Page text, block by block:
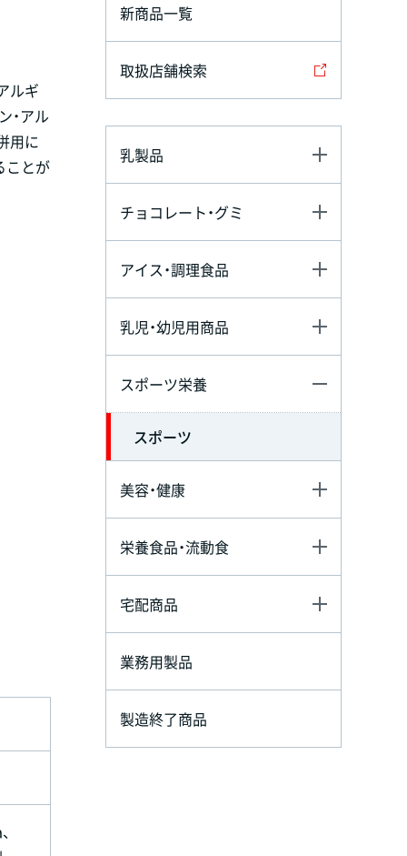
ルギ
・アル
用に
ことが
新商品一覧
取扱店舗検索
乳製品
チョコレート・グミ
アイス・調理食品
乳児・幼児用商品
スポーツ栄養
スポーツ
美容・健康
栄養食品・流動食
宅配商品
業務用製品
製造終了商品